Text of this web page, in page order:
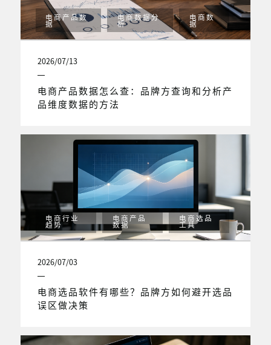
电商产品数
据
电商数据分
析
电商数
据
2026/07/13
电商产品数据怎么查：品牌方查询和分析产
品维度数据的方法
电商行业
趋势
电商产品
数据
电商选品
工具
2026/07/03
电商选品软件有哪些？品牌方如何避开选品
误区做决策